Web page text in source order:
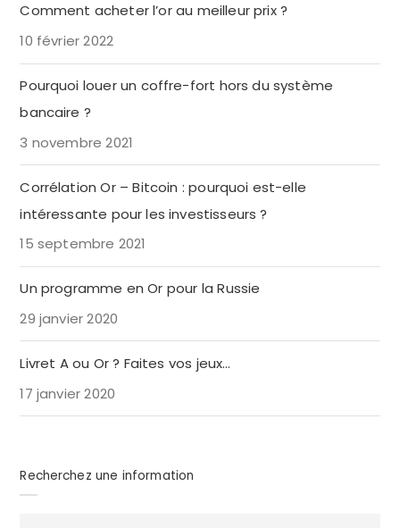
Comment acheter l’or au meilleur prix ?
10 février 2022
Pourquoi louer un coffre-fort hors du système
bancaire ?
3 novembre 2021
Corrélation Or – Bitcoin : pourquoi est-elle
intéressante pour les investisseurs ?
15 septembre 2021
Un programme en Or pour la Russie
29 janvier 2020
Livret A ou Or ? Faites vos jeux…
17 janvier 2020
Recherchez une information